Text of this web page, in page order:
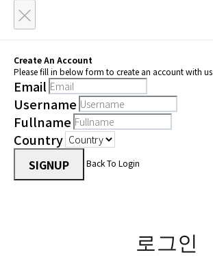
×
Create An Account
Please fill in below form to create an account with us
Email
Username
Fullname
Country
SIGNUP Back To Login
로그인